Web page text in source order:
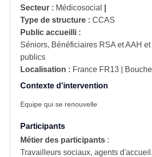
Secteur : Médicosocial
Type de structure : CCAS
Public accueilli :
Séniors, Bénéficiaires RSA et AAH
publics
Localisation : France FR13 |
Contexte d'intervention
Equipe qui se renouvelle
Participants
Métier des participants :
Travailleurs sociaux, agents